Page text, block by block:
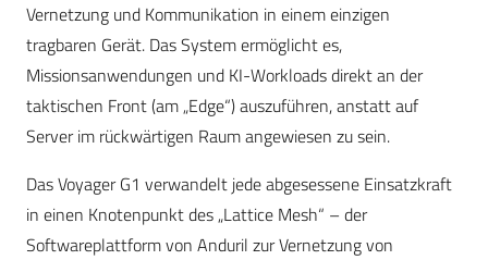
Vernetzung und Kommunikation in einem einzigen
tragbaren Gerät. Das System ermöglicht es,
Missionsanwendungen und KI-Workloads direkt an der
taktischen Front (am „Edge“) auszuführen, anstatt auf
Server im rückwärtigen Raum angewiesen zu sein.
Das Voyager G1 verwandelt jede abgesessene Einsatzkraft
in einen Knotenpunkt des „Lattice Mesh“ – der
Softwareplattform von Anduril zur Vernetzung von